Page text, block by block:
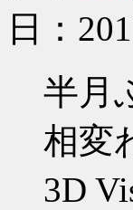
日：
半月
相変
3D